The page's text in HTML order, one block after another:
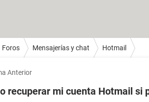
Foros Mensajerías y chat Hotmail
Anterior
recuperar mi cuenta Hotmail si